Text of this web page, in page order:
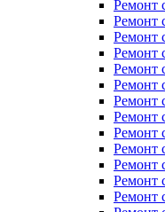
Ремонт
Ремонт
Ремонт
Ремонт
Ремонт
Ремонт
Ремонт
Ремонт
Ремонт
Ремонт
Ремонт
Ремонт
Ремонт